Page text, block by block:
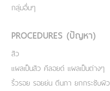
กลุ่มอื่นๆ
PROCEDURES (ปัญหา)
สิว
แผลเป็นสิว คีลอยด์ แผลเป็นต่างๆ
ริ้วรอย รอยย่น ตีนกา ยกกระชับผิว